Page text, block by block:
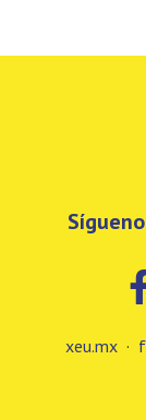
xeu.mx ·